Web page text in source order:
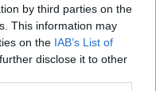
by third parties on the
This information may
on the IAB’s List of
disclose it to other